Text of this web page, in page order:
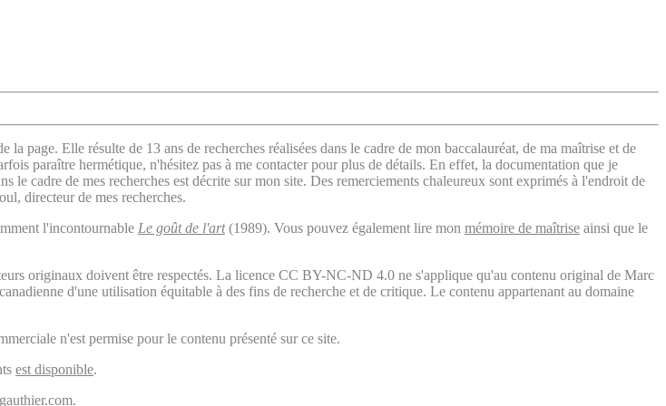
page. Elle résulte de 13 ans de recherches réalisées dans le cadre de mon baccalauréat, de ma maîtrise et de
paraître hermétique, n'hésitez pas à me contacter pour plus de détails. En effet, la documentation que je
le cadre de mes recherches est décrite sur mon site. Des remerciements chaleureux sont exprimés à l'endroit de
directeur de mes recherches.
l'incontournable Le goût de l'art(1989). Vous pouvez également lire mon mémoire de maîtrise ainsi que le
originaux doivent être respectés. La licence CC BY-NC-ND 4.0 ne s'applique qu'au contenu original de Marc
d'une utilisation équitable à des fins de recherche et de critique. Le contenu appartenant au domaine
n'est permise pour le contenu présenté sur ce site.
est disponible.